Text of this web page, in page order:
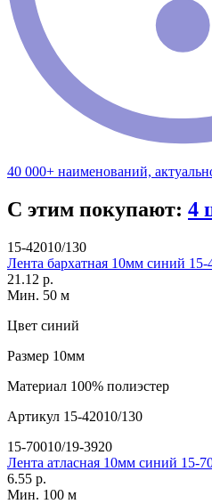
40 000+ наименований,
С этим покупают: 4
15-42010/130
Лента бархатная 10мм синий 15-
21.12 р.
Мин. 50 м
Цвет синий
Размер 10мм
Материал 100% полиэстер
Артикул 15-42010/130
15-70010/19-3920
Лента атласная 10мм синий 15-
6.55 р.
Мин. 100 м